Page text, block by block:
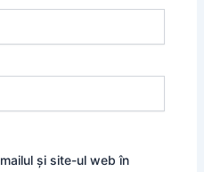
și site-ul web în